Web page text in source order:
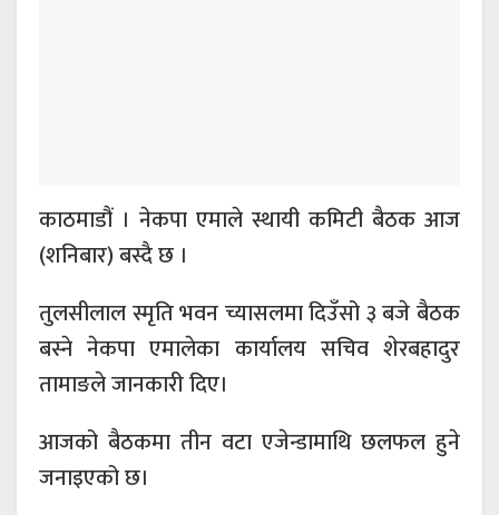
काठमाडौं । नेकपा एमाले स्थायी कमिटी बैठक आज
(शनिबार) बस्दै छ ।
तुलसीलाल स्मृति भवन च्यासलमा दिउँसो ३ बजे बैठक
बस्ने नेकपा एमालेका कार्यालय सचिव शेरबहादुर
तामाङले जानकारी दिए।
आजको बैठकमा तीन वटा एजेन्डामाथि छलफल हुने
जनाइएको छ।